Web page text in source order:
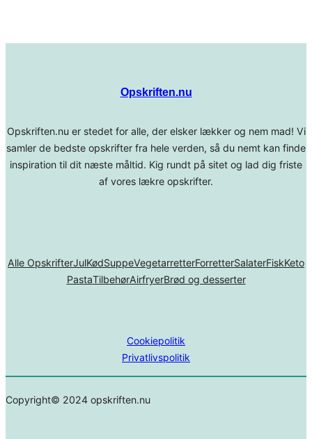
Opskriften.nu
Opskriften.nu er stedet for alle, der elsker lækker og nem mad! Vi
samler de bedste opskrifter fra hele verden, så du nemt kan finde
inspiration til dit næste måltid. Kig rundt på sitet og lad dig friste
af vores lækre opskrifter.
Alle OpskrifterJulKødSuppeVegetarretterForretterSalaterFiskKeto
PastaTilbehørAirfryerBrød og desserter
Cookiepolitik
Privatlivspolitik
Copyright© 2024 opskriften.nu